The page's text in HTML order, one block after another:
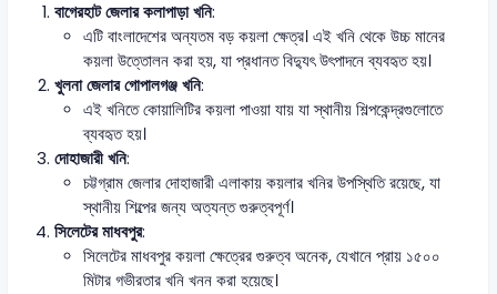
বাগেরহাট জেলার কলাপাড়া খনি:
এটি বাংলাদেশের অন্যতম বড় কয়লা ক্ষেত্র। এই খনি থেকে উচ্চ মানের
কয়লা উত্তোলন করা হয়, যা প্রধানত বিদ্যুৎ উৎপাদনে ব্যবহৃত হয়।
খুলনা জেলার গোপালগঞ্জ খনি:
এই খনিতে কোয়ালিটির কয়লা পাওয়া যায় যা স্থানীয় শিল্পকেন্দ্রগুলোতে
ব্যবহৃত হয়।
দোহাজারী খনি:
চট্টগ্রাম জেলার দোহাজারী এলাকায় কয়লার খনির উপস্থিতি রয়েছে, যা
স্থানীয় শিল্পের জন্য অত্যন্ত গুরুত্বপূর্ণ।
সিলেটের মাধবপুর:
সিলেটের মাধবপুর কয়লা ক্ষেত্রের গুরুত্ব অনেক, যেখানে প্রায় ১৫০০
মিটার গভীরতার খনি খনন করা হয়েছে।